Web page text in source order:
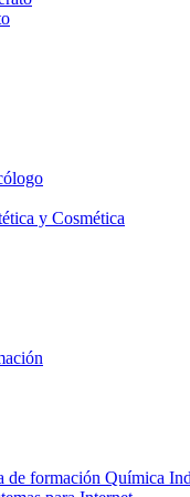
y Cosmética
formación Química